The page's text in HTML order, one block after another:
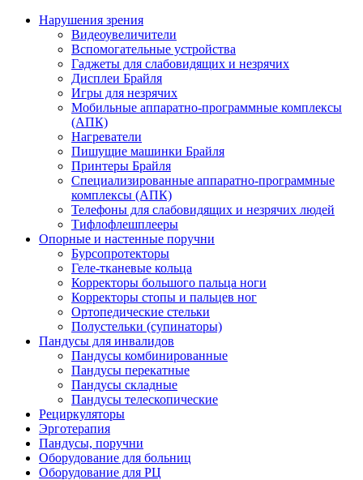
Нарушения зрения
Видеоувеличители
Вспомогательные устройства
Гаджеты для слабовидящих и незрячих
Дисплеи Брайля
Игры для незрячих
Мобильные аппаратно-программные комплексы
(АПК)
Нагреватели
Пишущие машинки Брайля
Принтеры Брайля
Специализированные аппаратно-программные
комплексы (АПК)
Телефоны для слабовидящих и незрячих людей
Тифлофлешплееры
Опорные и настенные поручни
Бурсопротекторы
Геле-тканевые кольца
Корректоры большого пальца ноги
Корректоры стопы и пальцев ног
Ортопедические стельки
Полустельки (супинаторы)
Пандусы для инвалидов
Пандусы комбинированные
Пандусы перекатные
Пандусы складные
Пандусы телескопические
Рециркуляторы
Эрготерапия
Пандусы, поручни
Оборудование для больниц
Оборудование для РЦ